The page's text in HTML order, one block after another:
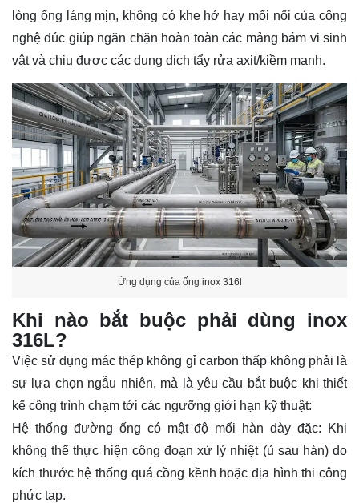
lòng ống láng mịn, không có khe hở hay mối nối của công
nghệ đúc giúp ngăn chặn hoàn toàn các mảng bám vi sinh
vật và chịu được các dung dịch tẩy rửa axit/kiềm mạnh.
Ứng dụng của ống inox 316l
Khi nào bắt buộc phải dùng inox
316L?
Việc sử dụng mác thép không gỉ carbon thấp không phải là
sự lựa chọn ngẫu nhiên, mà là yêu cầu bắt buộc khi thiết
kế công trình chạm tới các ngưỡng giới hạn kỹ thuật:
Hệ thống đường ống có mật độ mối hàn dày đặc: Khi
không thể thực hiện công đoạn xử lý nhiệt (ủ sau hàn) do
kích thước hệ thống quá cồng kềnh hoặc địa hình thi công
phức tạp.